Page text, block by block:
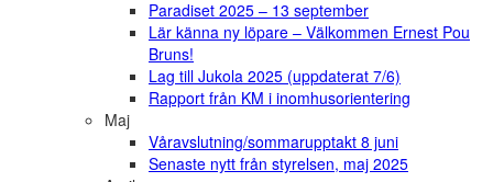
Paradiset 2025 – 13 september
Lär känna ny löpare – Välkommen Ernest Pou
Bruns!
Lag till Jukola 2025 (uppdaterat 7/6)
Rapport från KM i inomhusorientering
Maj
Våravslutning/sommarupptakt 8 juni
Senaste nytt från styrelsen, maj 2025